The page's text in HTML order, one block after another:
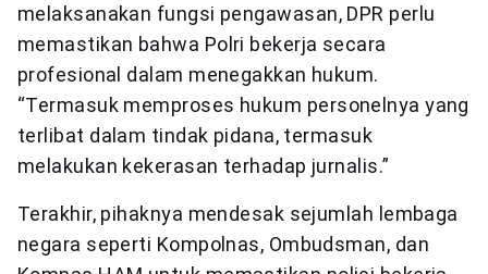
melaksanakan fungsi pengawasan, DPR perlu
memastikan bahwa Polri bekerja secara
profesional dalam menegakkan hukum.
“Termasuk memproses hukum personelnya yang
terlibat dalam tindak pidana, termasuk
melakukan kekerasan terhadap jurnalis.”
Terakhir, pihaknya mendesak sejumlah lembaga
negara seperti Kompolnas, Ombudsman, dan